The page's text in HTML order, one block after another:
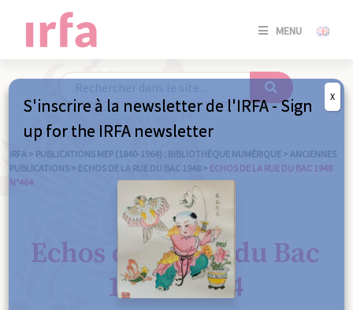
MENU
SE
/
IRFA > PUBLICATIONS MEP (1840-1964) : BIBLIOTHÈQUE NUMÉRIQUE > ANCIENNES
PUBLICATIONS > ECHOS DE LA RUE DU BAC 1948 > ECHOS DE LA RUE DU BAC 1948
N°464
Echos de la Rue du Bac
1948 n°464
S'inscrire à la newsletter de l'IRFA - Sign
up for the IRFA newsletter
X